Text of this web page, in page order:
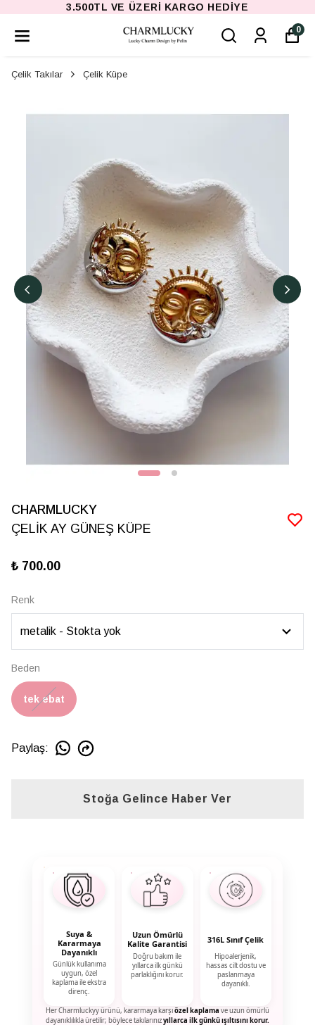
3.500TL VE ÜZERI KARGO HEDIYE
0
Çelik Takılar Çelik Küpe
CHARMLUCKY
ÇELİK AY GÜNEŞ KÜPE
₺ 700.00
Renk
Beden
tek ebat
Paylaş:
Stoğa Gelince Haber Ver
Suya &
Kararmaya
Dayanıklı
Günlük kullanıma
uygun, özel
kaplama ile ekstra
direnç.
Uzun Ömürlü
Kalite Garantisi
Doğru bakım ile
yıllarca ilk günkü
parlaklığını korur.
316L Sınıf Çelik
Hipoalerjenik,
hassas cilt dostu ve
paslanmaya
dayanıklı.
Her Charmluckyy ürünü, kararmaya karşıözel kaplama ve uzun ömürlü
dayanıklılıkla üretilir; böylece takılarınızyıllarca ilk günkü ışıltısını korur.